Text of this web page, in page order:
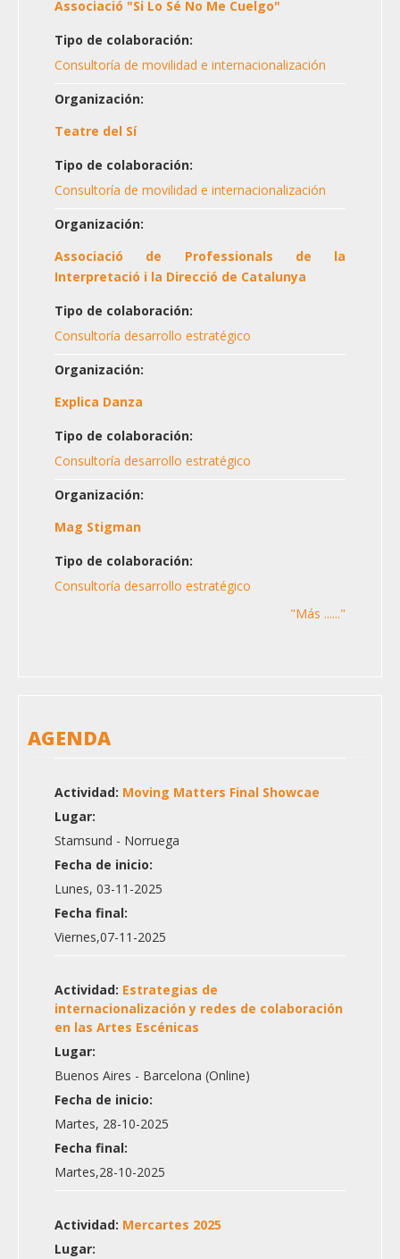
Associació "Si Lo Sé No Me Cuelgo"
Tipo de colaboración:
Consultoría de movilidad e internacionalización
Organización:
Teatre del Sí
Tipo de colaboración:
Consultoría de movilidad e internacionalización
Organización:
Associació de Professionals de la
Interpretació i la Direcció de Catalunya
Tipo de colaboración:
Consultoría desarrollo estratégico
Organización:
Explica Danza
Tipo de colaboración:
Consultoría desarrollo estratégico
Organización:
Mag Stigman
Tipo de colaboración:
Consultoría desarrollo estratégico
"Más ......"
AGENDA
Actividad: Moving Matters Final Showcae
Lugar:
Stamsund - Norruega
Fecha de inicio:
Lunes, 03-11-2025
Fecha final:
Viernes,07-11-2025
Actividad: Estrategias de
internacionalización y redes de colaboración
en las Artes Escénicas
Lugar:
Buenos Aires - Barcelona (Online)
Fecha de inicio:
Martes, 28-10-2025
Fecha final:
Martes,28-10-2025
Actividad: Mercartes 2025
Lugar: